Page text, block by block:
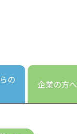
の
企業の方へ